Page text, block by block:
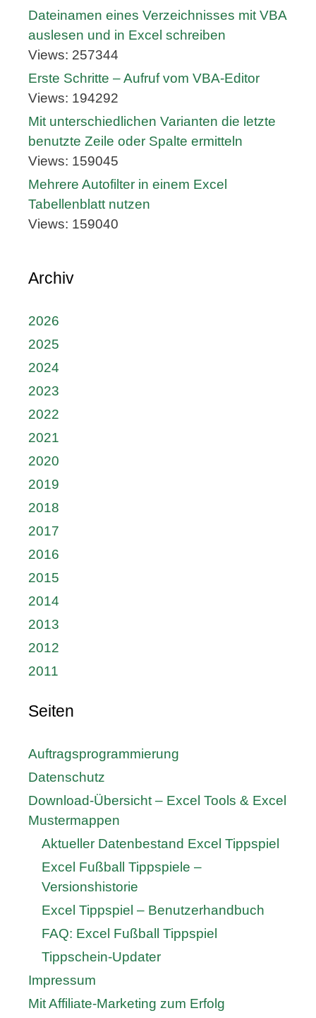
Dateinamen eines Verzeichnisses mit VBA
auslesen und in Excel schreiben
Views: 257344
Erste Schritte – Aufruf vom VBA-Editor
Views: 194292
Mit unterschiedlichen Varianten die letzte
benutzte Zeile oder Spalte ermitteln
Views: 159045
Mehrere Autofilter in einem Excel
Tabellenblatt nutzen
Views: 159040
Archiv
2026
2025
2024
2023
2022
2021
2020
2019
2018
2017
2016
2015
2014
2013
2012
2011
Seiten
Auftragsprogrammierung
Datenschutz
Download-Übersicht – Excel Tools & Excel
Mustermappen
Aktueller Datenbestand Excel Tippspiel
Excel Fußball Tippspiele –
Versionshistorie
Excel Tippspiel – Benutzerhandbuch
FAQ: Excel Fußball Tippspiel
Tippschein-Updater
Impressum
Mit Affiliate-Marketing zum Erfolg